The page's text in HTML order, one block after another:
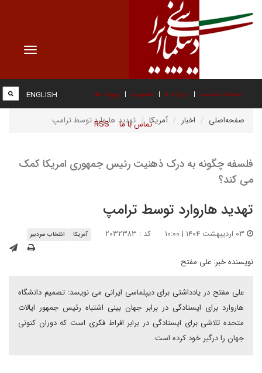
Toggle
صفحه نخست درباره ما عضویت پیوند ها
تماس با ما RSS
ENGLISH
صفحه‌اصلی اخبار آمریکا تهدید هاروارد توسط ترامپ
فلسفه چگونه به درک ذهنیت رئیس جمهوری امریکا کمک
می کند؟
تهدید هاروارد توسط ترامپ
کد : ۲۰۳۲۳۸۳ آمریکا انتخاب سردبیر
نویسنده خبر: علی مفتح
علی مفتح در یادداشتی برای دیپلماسی ایرانی می نویسد: تصمیم دانشگاه
هاروارد برای ایستادگی در برابر جهان بینی اشتباه رئیس جمهور ایالات
متحده تلاشی برای ایستادگی در برابر افراط فکری است که دوران کنونی
جهان را درگیر خود کرده است.